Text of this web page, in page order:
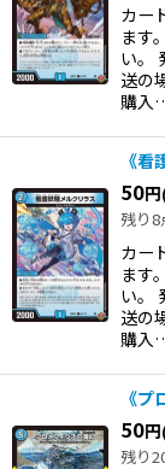
カー
ます
い。
送の
購入
《看
50円
残り8
カー
ます
い。
送の
購入
《プ
50円
残り